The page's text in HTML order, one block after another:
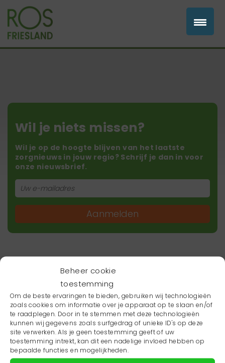
Beheer cookie
toestemming
Om de beste ervaringen te bieden, gebruiken wij technologieën
zoals cookies om informatie over je apparaat op te slaan en/of
te raadplegen. Door in te stemmen met deze technologieën
kunnen wij gegevens zoals surfgedrag of unieke ID's op deze
site verwerken. Als je geen toestemming geeft of uw
toestemming intrekt, kan dit een nadelige invloed hebben op
bepaalde functies en mogelijkheden.
Wil je niets missen?
Wil je op de hoogte blijven van het laatste
zorgnieuws in jouw regio? Schrijf je dan in voor
onze nieuwsbrief.
Aanmelden